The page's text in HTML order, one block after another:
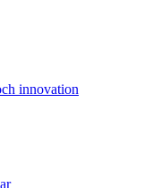
innovation